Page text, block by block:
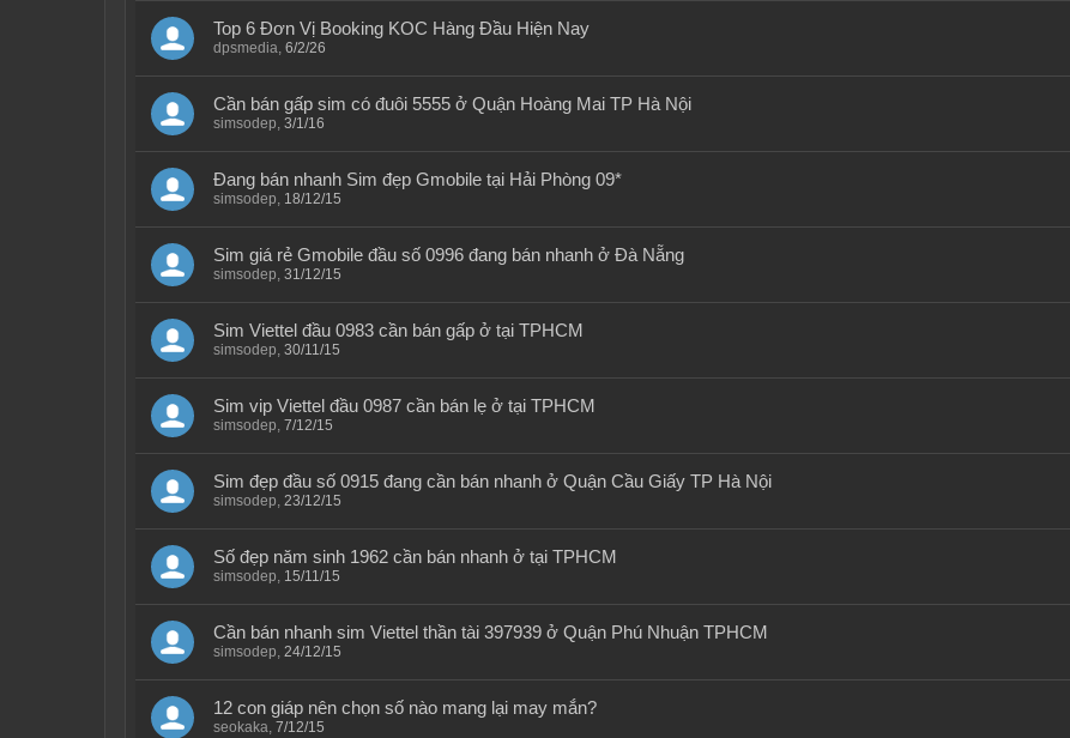
Top 6 Đơn Vị Booking KOC Hàng Đầu Hiện Nay
dpsmedia, 6/2/26
Cần bán gấp sim có đuôi 5555 ở Quận Hoàng Mai TP Hà Nội
simsodep, 3/1/16
Đang bán nhanh Sim đẹp Gmobile tại Hải Phòng 09*
simsodep, 18/12/15
Sim giá rẻ Gmobile đầu số 0996 đang bán nhanh ở Đà Nẵng
simsodep, 31/12/15
Sim Viettel đầu 0983 cần bán gấp ở tại TPHCM
simsodep, 30/11/15
Sim vip Viettel đầu 0987 cần bán lẹ ở tại TPHCM
simsodep, 7/12/15
Sim đẹp đầu số 0915 đang cần bán nhanh ở Quận Cầu Giấy TP Hà Nội
simsodep, 23/12/15
Số đẹp năm sinh 1962 cần bán nhanh ở tại TPHCM
simsodep, 15/11/15
Cần bán nhanh sim Viettel thần tài 397939 ở Quận Phú Nhuận TPHCM
simsodep, 24/12/15
12 con giáp nên chọn số nào mang lại may mắn?
seokaka, 7/12/15